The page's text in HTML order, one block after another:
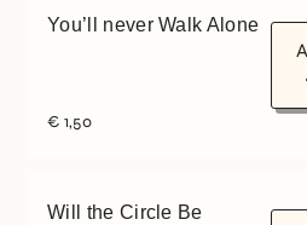
You’ll never Walk Alone
€ 1,50
Will the Circle Be